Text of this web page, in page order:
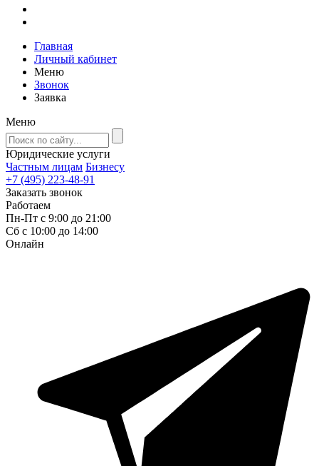
Главная
Личный кабинет
Меню
Звонок
Заявка
Меню
Юридические услуги
Частным лицам Бизнесу
+7 (495) 223-48-91
Заказать звонок
Работаем
Пн-Пт с 9:00 до 21:00
Сб с 10:00 до 14:00
Онлайн